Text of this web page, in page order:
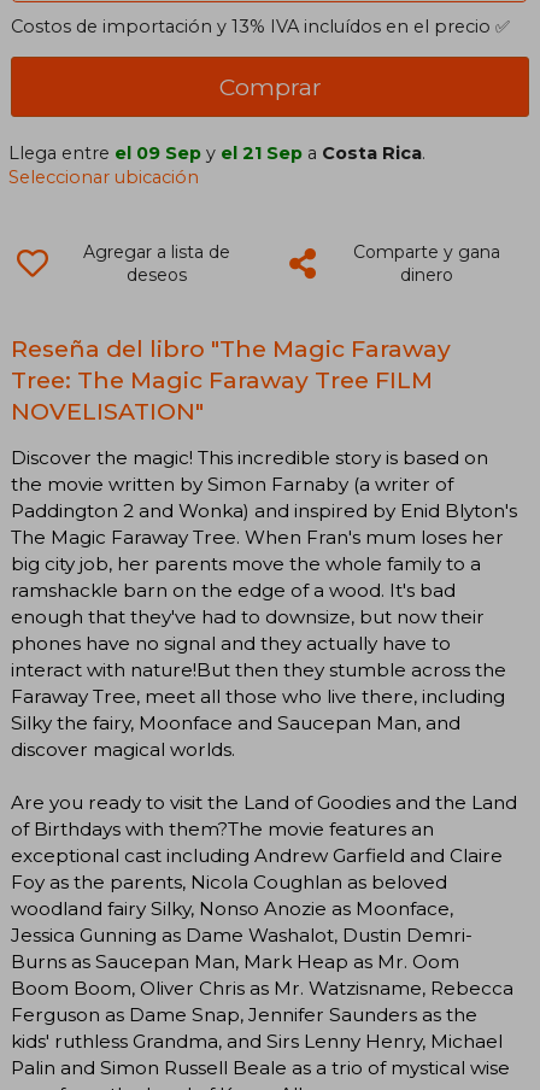
Costos de importación y 13% IVA incluídos en el precio ✅
Comprar
Llega entre el 09 Sep y el 21 Sep a Costa Rica.
Seleccionar ubicación
Agregar a lista de
deseos
Comparte y gana
dinero
Reseña del libro "The Magic Faraway
Tree: The Magic Faraway Tree FILM
NOVELISATION"
Discover the magic! This incredible story is based on
the movie written by Simon Farnaby (a writer of
Paddington 2 and Wonka) and inspired by Enid Blyton's
The Magic Faraway Tree. When Fran's mum loses her
big city job, her parents move the whole family to a
ramshackle barn on the edge of a wood. It's bad
enough that they've had to downsize, but now their
phones have no signal and they actually have to
interact with nature!But then they stumble across the
Faraway Tree, meet all those who live there, including
Silky the fairy, Moonface and Saucepan Man, and
discover magical worlds.
Are you ready to visit the Land of Goodies and the Land
of Birthdays with them?The movie features an
exceptional cast including Andrew Garfield and Claire
Foy as the parents, Nicola Coughlan as beloved
woodland fairy Silky, Nonso Anozie as Moonface,
Jessica Gunning as Dame Washalot, Dustin Demri-
Burns as Saucepan Man, Mark Heap as Mr. Oom
Boom Boom, Oliver Chris as Mr. Watzisname, Rebecca
Ferguson as Dame Snap, Jennifer Saunders as the
kids' ruthless Grandma, and Sirs Lenny Henry, Michael
Palin and Simon Russell Beale as a trio of mystical wise